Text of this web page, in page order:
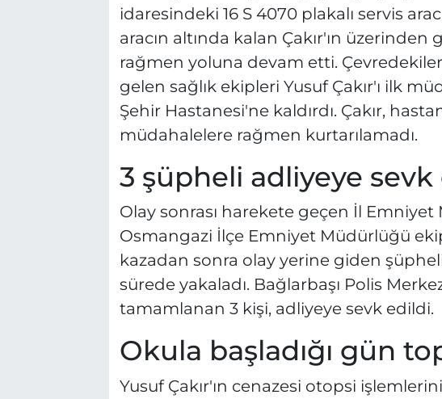
idaresindeki 16 S 4070 plakalı servis
aracın altında kalan Çakır'ın üzerinden
rağmen yoluna devam etti.
gelen sağlık ekipleri Yusuf Çakır'ı ilk
Şehir Hastanesi'ne kaldırdı. Çakır,
müdahalelere rağmen kurtarılamadı.
3 şüpheli adliyeye
Olay sonrası harekete geçen İl
Osmangazi İlçe Emniyet Müdürlüğü
kazadan sonra olay yerine giden şüpheli
sürede yakaladı. Bağlarbaşı Polis
tamamlanan 3 kişi, adliyeye sevk edildi.
Okula başladığı gün
Yusuf Çakır'ın cenazesi otopsi